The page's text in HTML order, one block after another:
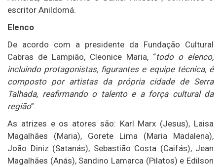
escritor Anildomá.
Elenco
De acordo com a presidente da Fundação Cultural
Cabras de Lampião, Cleonice Maria, “todo o elenco,
incluindo protagonistas, figurantes e equipe técnica, é
composto por artistas da própria cidade de Serra
Talhada, reafirmando o talento e a força cultural da
região”.
As atrizes e os atores são: Karl Marx (Jesus), Laisa
Magalhães (Maria), Gorete Lima (Maria Madalena),
João Diniz (Satanás), Sebastião Costa (Caifás), Jean
Magalhães (Anás), Sandino Lamarca (Pilatos) e Edilson